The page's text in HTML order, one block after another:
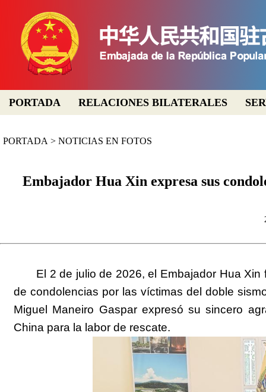
PORTADA RELACIONES BILATERALES
PORTADA > NOTICIAS EN FOTOS
Embajador Hua Xin expresa sus
El 2 de julio de 2026, el Embajador Hua
de condolencias por las víctimas del doble
Miguel Maneiro Gaspar expresó su sincero
China para la labor de rescate.